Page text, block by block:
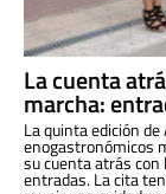
La cuenta
marcha:
La quinta edición
enogastronómicos
su cuenta atrás con
entradas. La cita